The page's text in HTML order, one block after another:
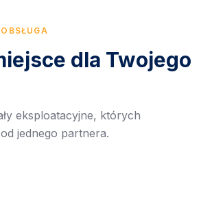
dla Twojego
eksploatacyjne, których
jednego partnera.